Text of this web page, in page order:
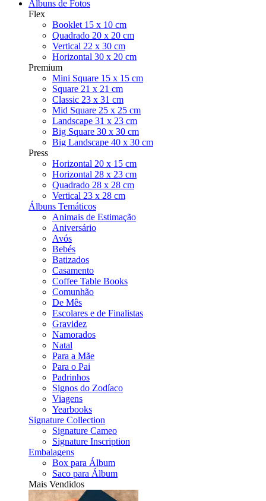
Álbuns de Fotos
Flex
Booklet 15 x 10 cm
Quadrado 20 x 20 cm
Vertical 22 x 30 cm
Horizontal 30 x 20 cm
Premium
Mini Square 15 x 15 cm
Square 21 x 21 cm
Classic 23 x 31 cm
Mid Square 25 x 25 cm
Landscape 31 x 23 cm
Big Square 30 x 30 cm
Big Landscape 40 x 30 cm
Press
Horizontal 20 x 15 cm
Horizontal 28 x 23 cm
Quadrado 28 x 28 cm
Vertical 23 x 28 cm
Álbuns Temáticos
Animais de Estimação
Aniversário
Avós
Bebés
Batizados
Casamento
Coffee Table Books
Comunhão
De Mês
Escolares e de Finalistas
Gravidez
Namorados
Natal
Para a Mãe
Para o Pai
Padrinhos
Signos do Zodíaco
Viagens
Yearbooks
Signature Collection
Signature Cameo
Signature Inscription
Embalagens
Box para Álbum
Saco para Álbum
Mais Vendidos